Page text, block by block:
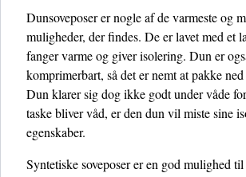
Dunsoveposer er nogle af de varmeste og
muligheder, der findes. De er lavet med et
fanger varme og giver isolering. Dun er
komprimerbart, så det er nemt at pakke
Dun klarer sig dog ikke godt under våde
taske bliver våd, er den dun vil miste sine
egenskaber.
Syntetiske soveposer er en god mulighed